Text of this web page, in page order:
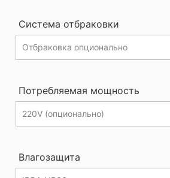
Система отбраковки
Потребляемая мощность
Влагозащита